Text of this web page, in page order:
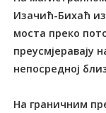
Изачић-Бихаћ
моста преко
преусмјеравају
непосредној
На граничним